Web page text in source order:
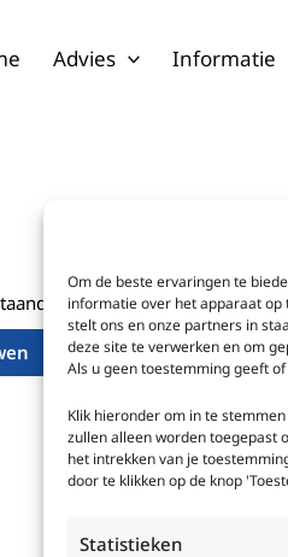
Om de beste ervaringen te
informatie over het apparaat op
stelt ons en onze partners in
deze site te verwerken en om
Als u geen toestemming geeft
Klik hieronder om in te
zullen alleen worden toegepast
het intrekken van je
door te klikken op de knop
Statistieken
Advies Informatie
knop te drukken.